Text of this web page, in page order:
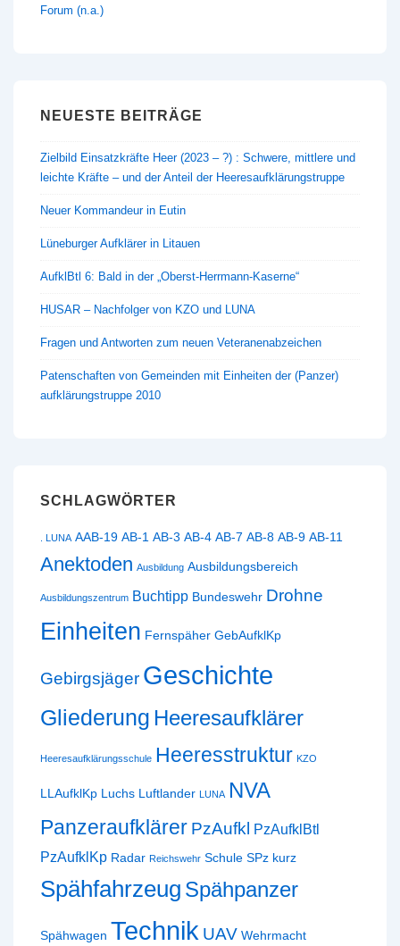
Forum (n.a.)
NEUESTE BEITRÄGE
Zielbild Einsatzkräfte Heer (2023 – ?) : Schwere, mittlere und
leichte Kräfte – und der Anteil der Heeresaufklärungstruppe
Neuer Kommandeur in Eutin
Lüneburger Aufklärer in Litauen
AufklBtl 6: Bald in der „Oberst-Herrmann-Kaserne“
HUSAR – Nachfolger von KZO und LUNA
Fragen und Antworten zum neuen Veteranenabzeichen
Patenschaften von Gemeinden mit Einheiten der (Panzer)
aufklärungstruppe 2010
SCHLAGWÖRTER
. LUNA AAB-19 AB-1 AB-3 AB-4 AB-7 AB-8 AB-9 AB-11
Anektoden Ausbildung Ausbildungsbereich
Ausbildungszentrum Buchtipp Bundeswehr Drohne
Einheiten Fernspäher GebAufklKp
Gebirgsjäger Geschichte
Gliederung Heeresaufklärer
Heeresaufklärungsschule Heeresstruktur KZO
LLAufklKp Luchs Luftlander LUNA NVA
Panzeraufklärer PzAufkl
PzAufklBtl
PzAufklKp Radar Reichswehr Schule SPz kurz
Spähfahrzeug Spähpanzer
Spähwagen Technik UAV Wehrmacht